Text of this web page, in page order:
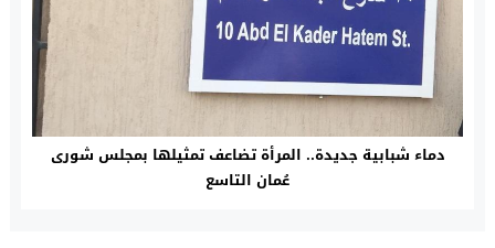
دماء شبابية جديدة.. المرأة تضاعف تمثيلها بمجلس شورى
عُمان التاسع